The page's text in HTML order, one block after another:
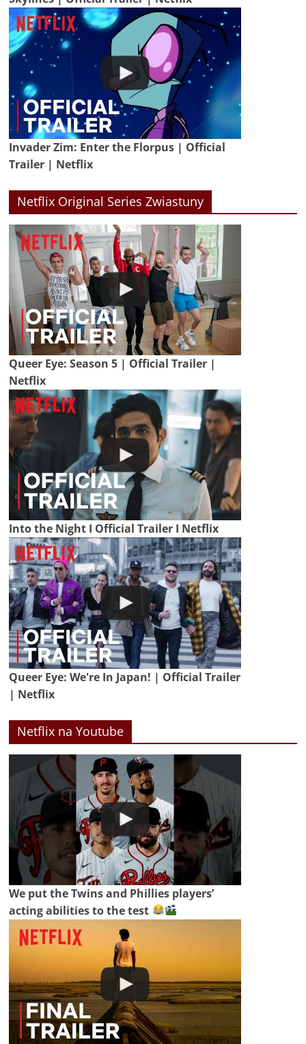
Invader Zim: Enter the Florpus | Official
Trailer | Netflix
Netflix Original Series Zwiastuny
Queer Eye: Season 5 | Official Trailer |
Netflix
Into the Night I Official Trailer I Netflix
Queer Eye: We're In Japan! | Official Trailer
| Netflix
Netflix na Youtube
We put the Twins and Phillies players’
acting abilities to the test